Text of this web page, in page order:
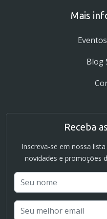
Mais
Blog
Receba
Inscreva-se em nossa
novidades e promoções